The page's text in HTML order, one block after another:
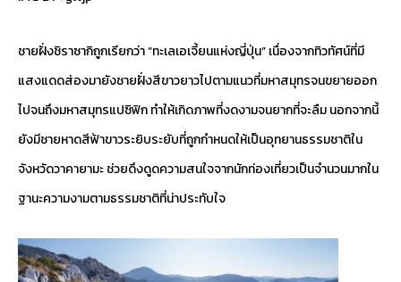
ชายฝั่งชิราซากิถูกเรียกว่า “ทะเลเอเจี้ยนแห่งญี่ปุ่น” เนื่องจากทิวทัศน์ที่มี
แสงแดดส่องมายังชายฝั่งสีขาวยาวไปตามแนวที่มหาสมุทรจนขยายออก
ไปจนถึงมหาสมุทรแปซิฟิก ทำให้เกิดภาพที่งดงามจนยากที่จะลืม นอกจากนี้
ยังมีชายหาดสีฟ้าขาวระยิบระยับที่ถูกกำหนดให้เป็นอุทยานธรรมชาติใน
จังหวัดวาคายามะ ช่วยดึงดูดความสนใจจากนักท่องเที่ยวเป็นจำนวนมากใน
ฐานะความงามตามธรรมชาติที่น่าประทับใจ